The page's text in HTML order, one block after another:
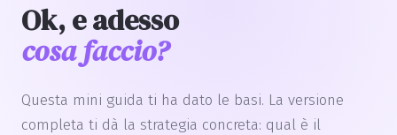
Ok, e adesso
cosa faccio?
Questa mini guida ti ha dato le basi. La versione
completa ti dà la strategia concreta: qual è il